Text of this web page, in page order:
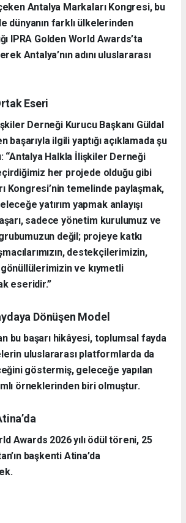
Antalya Markaları Kongresi, bu
dünyanın farklı ülkelerinden
IPRA Golden World Awards’ta
Antalya’nın adını uluslararası
Eseri
Derneği Kurucu Başkanı Güldal
başarıyla ilgili yaptığı açıklamada şu
“Antalya Halkla İlişkiler Derneği
her projede olduğu gibi
Kongresi’nin temelinde paylaşmak,
yatırım yapmak anlayışı
sadece yönetim kurulumuz ve
değil; projeye katkı
destekçilerimizin,
gönüllülerimizin ve kıymetli
eseridir.”
Dönüşen Model
bu başarı hikâyesi, toplumsal fayda
uluslararası platformlarda da
göstermiş, geleceğe yapılan
örneklerinden biri olmuştur.
Awards 2026 yılı ödül töreni, 25
başkenti Atina’da